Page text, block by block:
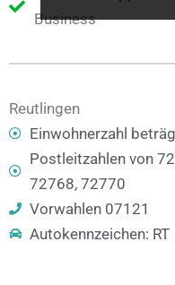
Business
Reutlingen
Einwohnerzahl
Postleitzahlen von
72768, 72770
Vorwahlen 07121
Autokennzeichen: RT